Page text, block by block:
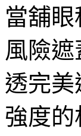
當舖
風險
透完
強度